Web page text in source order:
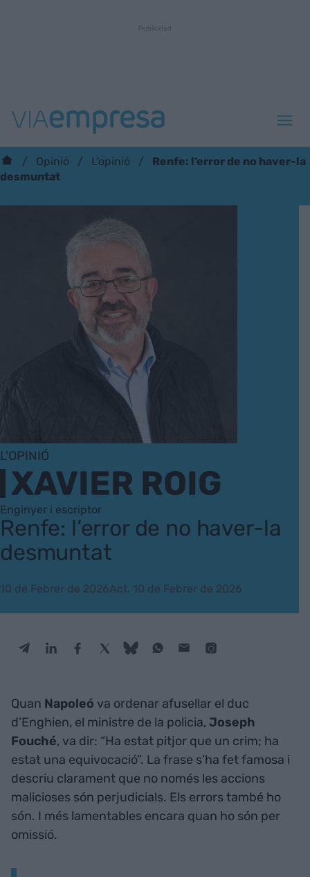
Opinió L'opinió
Renfe: l’error de no haver-la
desmuntat
L'OPINIÓ
XAVIER ROIG
Enginyer i escriptor
Renfe: l’error de no haver-la
desmuntat
10 de Febrer de 2026Act. 10 de Febrer de 2026
Quan Napoleó va ordenar afusellar el duc
d’Enghien, el ministre de la policia, Joseph
Fouché, va dir: “Ha estat pitjor que un crim; ha
estat una equivocació”. La frase s’ha fet famosa i
descriu clarament que no només les accions
malicioses són perjudicials. Els errors també ho
són. I més lamentables encara quan ho són per
omissió.